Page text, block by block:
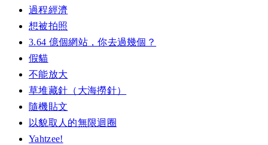
過程經濟
想被拍照
3.64 億個網站，你去過幾個？
假貓
不能放大
草堆藏針（大海撈針）
隨機貼文
以貌取人的無限迴圈
Yahtzee!